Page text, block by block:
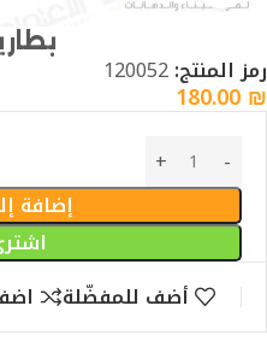
بطارية 20فولت
رمز المنتج:120052
180.00 ₪
إضافة
أضف للمفضّلة